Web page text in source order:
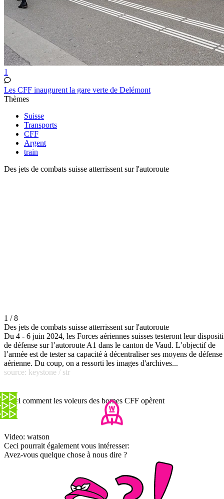
1
Les CFF inaugurent la gare verte de Delémont
Thèmes
Suisse
Transports
CFF
Argent
train
Des jets de combats suisse atterrissent sur l'autoroute
1 / 8
Des jets de combats suisse atterrissent sur l'autoroute
Du 4 - 6 juin 2024, les Forces aériennes suisses testeront leur
de défense sur l’autoroute A1 dans le canton de Vaud. L’objectif de
l’armée est de tester sa capacité à décentraliser ses moyens de défense
aérienne. Du coup, on a ressorti les images d'archives...
source: keystone / str
Voici comment les voleurs des bornes CFF opèrent
Video: watson
Ceci pourrait également vous intéresser:
Avez-vous quelque chose à nous dire ?